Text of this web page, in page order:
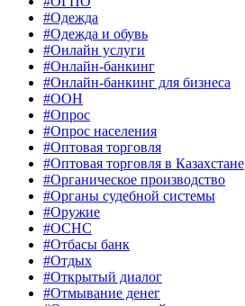
#Одежда
#Одежда и обувь
#Онлайн услуги
#Онлайн-банкинг
#Онлайн-банкинг для бизнеса
#ООН
#Опрос
#Опрос населения
#Оптовая торговля
#Оптовая торговля в Казахстане
#Органическое производство
#Органы судебной системы
#Оружие
#ОСНС
#Отбасы банк
#Отдых
#Открытый диалог
#Отмывание денег